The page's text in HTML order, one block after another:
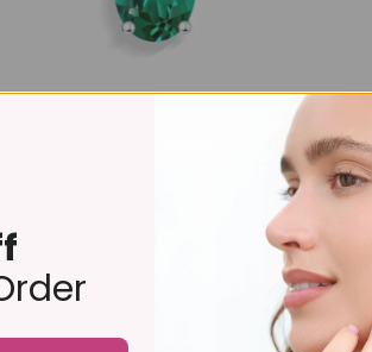
pendentif topaze bleue en argent sterling